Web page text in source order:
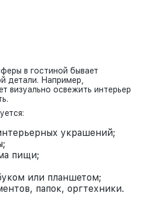
в гостиной бывает
детали. Например,
визуально освежить интерьер
украшений;
пищи;
или планшетом;
папок, оргтехники.